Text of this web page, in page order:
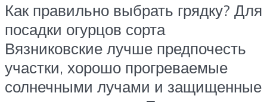
Как правильно выбрать грядку? Для
посадки огурцов сорта
Вязниковские лучше предпочесть
участки, хорошо прогреваемые
солнечными лучами и защищенные